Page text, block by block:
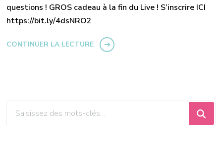
questions ! GROS cadeau à la fin du Live ! S’inscrire ICI
https://bit.ly/4dsNRO2
CONTINUER LA LECTURE